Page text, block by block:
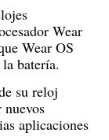
Wear
Wear OS
batería.
su reloj
nuevos
aplicaciones